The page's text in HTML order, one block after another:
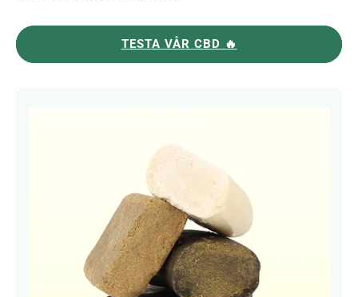
TESTA VÅR CBD 🔥